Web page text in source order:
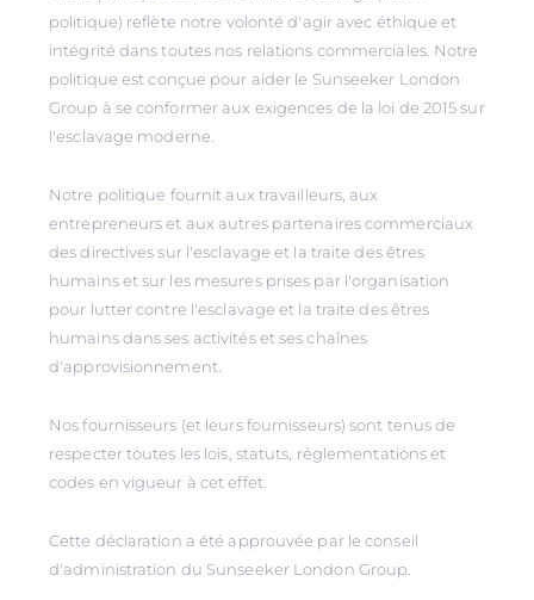
politique) reflète notre volonté d'agir avec éthique et
intégrité dans toutes nos relations commerciales. Notre
politique est conçue pour aider le Sunseeker London
Group à se conformer aux exigences de la loi de 2015 sur
l'esclavage moderne.
Notre politique fournit aux travailleurs, aux
entrepreneurs et aux autres partenaires commerciaux
des directives sur l'esclavage et la traite des êtres
humains et sur les mesures prises par l'organisation
pour lutter contre l'esclavage et la traite des êtres
humains dans ses activités et ses chaînes
d'approvisionnement.
Nos fournisseurs (et leurs fournisseurs) sont tenus de
respecter toutes les lois, statuts, réglementations et
codes en vigueur à cet effet.
Cette déclaration a été approuvée par le conseil
d'administration du Sunseeker London Group.